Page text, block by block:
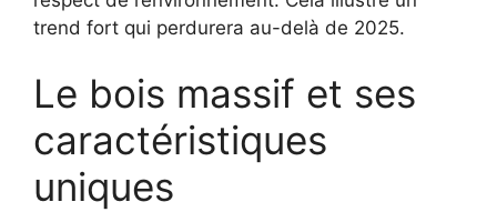
trend fort qui perdurera au-delà de 2025.
Le bois massif et ses
caractéristiques
uniques